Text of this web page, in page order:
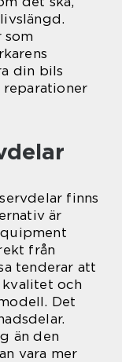
som
din bils
finns
är
från
tenderar att
kvalitet och
Det
än den
vara mer